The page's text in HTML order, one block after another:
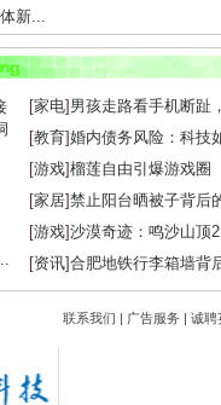
新...
...
[家电] 男孩走路看手机断趾
[教育]婚内债务风险：科技
[游戏]榴莲自由引爆游戏圈
[家居]禁止阳台晒被子背后
[游戏]沙漠奇迹：鸣沙山顶
[资讯]合肥地铁行李箱墙背
联系我们 | 广告服务 | 诚聘